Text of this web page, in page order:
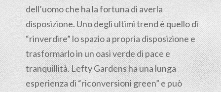
dell’uomo che ha la fortuna di averla
disposizione. Uno degli ultimi trend è quello di
“rinverdire” lo spazio a propria disposizione e
trasformarlo in un oasi verde di pace e
tranquillità. Lefty Gardens ha una lunga
esperienza di “riconversioni green” e può